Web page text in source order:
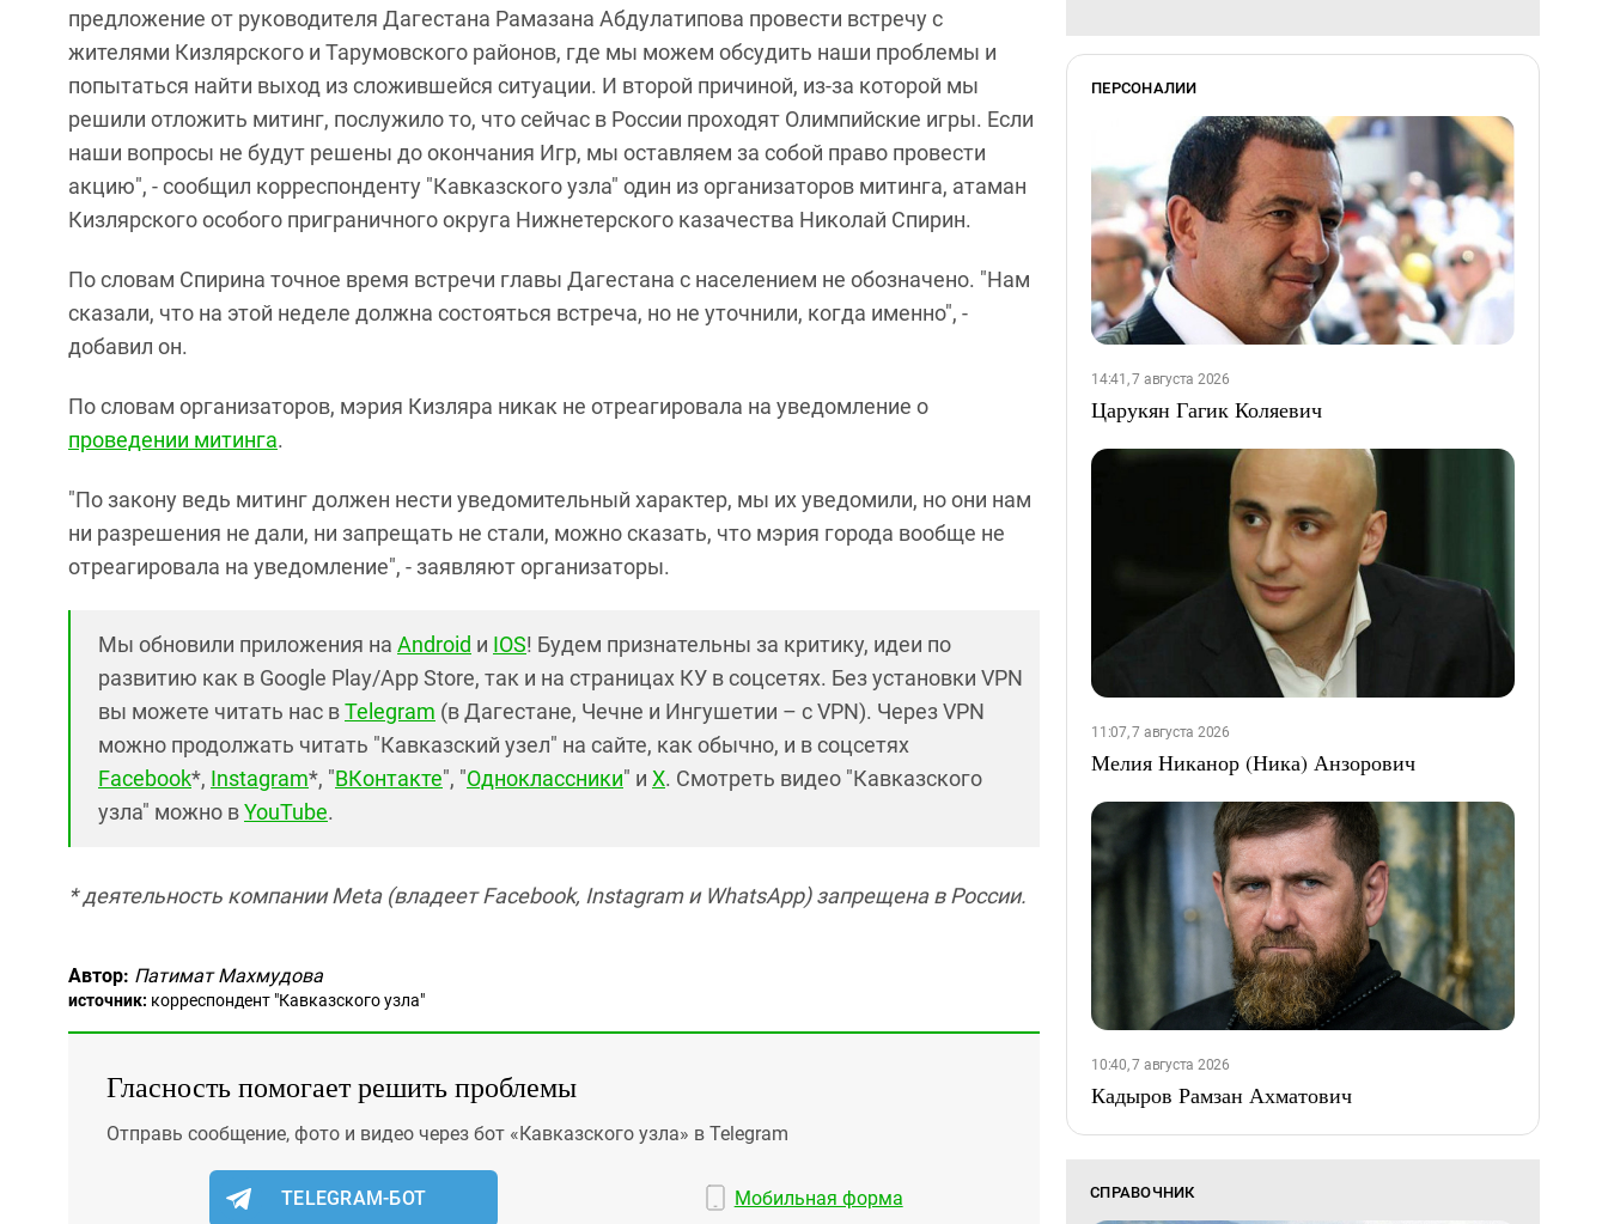
предложение от руководителя Дагестана Рамазана Абдулатипова провести встречу с
жителями Кизлярского и Тарумовского районов, где мы можем обсудить наши проблемы и
попытаться найти выход из сложившейся ситуации. И второй причиной, из-за которой мы
решили отложить митинг, послужило то, что сейчас в России проходят Олимпийские игры. Если
наши вопросы не будут решены до окончания Игр, мы оставляем за собой право провести
акцию", - сообщил корреспонденту "Кавказского узла" один из организаторов митинга, атаман
Кизлярского особого приграничного округа Нижнетерского казачества Николай Спирин.
По словам Спирина точное время встречи главы Дагестана с населением не обозначено. "Нам
сказали, что на этой неделе должна состояться встреча, но не уточнили, когда именно", -
добавил он.
По словам организаторов, мэрия Кизляра никак не отреагировала на уведомление о
проведении митинга.
"По закону ведь митинг должен нести уведомительный характер, мы их уведомили, но они нам
ни разрешения не дали, ни запрещать не стали, можно сказать, что мэрия города вообще не
отреагировала на уведомление", - заявляют организаторы.
Мы обновили приложения на Android и IOS! Будем признательны за критику, идеи по
развитию как в Google Play/App Store, так и на страницах КУ в соцсетях. Без установки VPN
вы можете читать нас вTelegram (в Дагестане, Чечне и Ингушетии – с VPN). Через VPN
можно продолжать читать "Кавказский узел" на сайте, как обычно, и в соцсетях
Facebook*, Instagram*, "ВКонтакте", "Одноклассники" и X. Смотреть видео "Кавказского
узла" можно вYouTube.
* деятельность компании Meta (владеет Facebook, Instagram и WhatsApp) запрещена в России.
Автор: Патимат Махмудова
источник: корреспондент "Кавказского узла"
Гласность помогает решить проблемы
Отправь сообщение, фото и видео через бот «Кавказского узла» в Telegram
TELEGRAM-БОТ Мобильная форма
ПЕРСОНАЛИИ
14:41, 7 августа 2026
Царукян Гагик Коляевич
11:07, 7 августа 2026
Мелия Никанор (Ника) Анзорович
10:40, 7 августа 2026
Кадыров Рамзан Ахматович
СПРАВОЧНИК